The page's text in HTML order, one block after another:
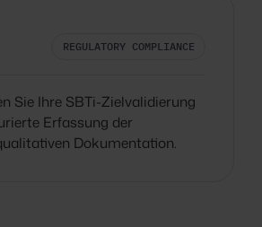
REGULATORY COMPLIANCE
Sie Ihre SBTi-Zielvalidierung
Erfassung der
Dokumentation.